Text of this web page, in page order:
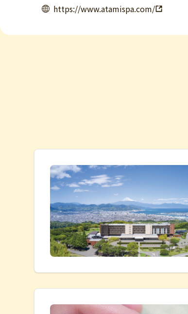
https://www.atamispa.com/